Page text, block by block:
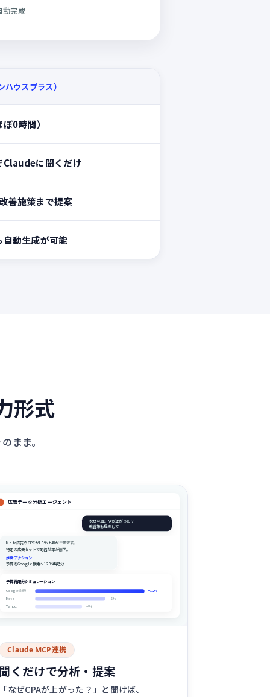
動完成
ハウスプラス）
0時間）
Claudeに聞くだけ
善施策まで提案
自動生成が可能
形式
まま。
広告データ分析エージェント
なぜ今週CPAが上がった？
改善策も提案して
Meta広告のCPCが18%上昇が主因です。
特定の広告セットで配信効率が低下。
推奨アクション
予算をGoogle検索へ12%再配分
予算再配分シミュレーション
Google検索
Meta
Yahoo!
+12%
-8%
-4%
Claude MCP連携
くだけで分析・提案
なぜCPAが上がった？」と聞けば、